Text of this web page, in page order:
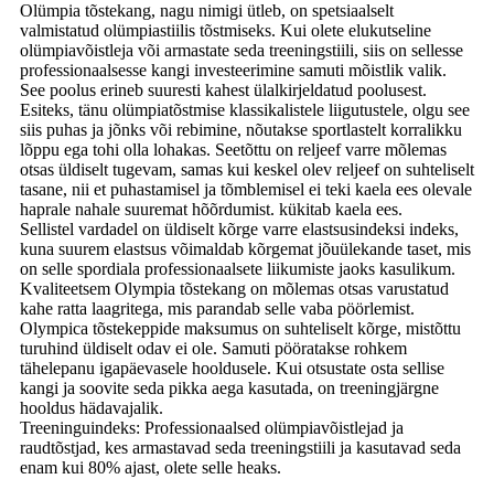
Olümpia tõstekang, nagu nimigi ütleb, on spetsiaalselt
valmistatud olümpiastiilis tõstmiseks. Kui olete elukutseline
olümpiavõistleja või armastate seda treeningstiili, siis on sellesse
professionaalsesse kangi investeerimine samuti mõistlik valik.
See poolus erineb suuresti kahest ülalkirjeldatud poolusest.
Esiteks, tänu olümpiatõstmise klassikalistele liigutustele, olgu see
siis puhas ja jõnks või rebimine, nõutakse sportlastelt korralikku
lõppu ega tohi olla lohakas. Seetõttu on reljeef varre mõlemas
otsas üldiselt tugevam, samas kui keskel olev reljeef on suhteliselt
tasane, nii et puhastamisel ja tõmblemisel ei teki kaela ees olevale
haprale nahale suuremat hõõrdumist. kükitab kaela ees.
Sellistel vardadel on üldiselt kõrge varre elastsusindeksi indeks,
kuna suurem elastsus võimaldab kõrgemat jõuülekande taset, mis
on selle spordiala professionaalsete liikumiste jaoks kasulikum.
Kvaliteetsem Olympia tõstekang on mõlemas otsas varustatud
kahe ratta laagritega, mis parandab selle vaba pöörlemist.
Olympica tõstekeppide maksumus on suhteliselt kõrge, mistõttu
turuhind üldiselt odav ei ole. Samuti pööratakse rohkem
tähelepanu igapäevasele hooldusele. Kui otsustate osta sellise
kangi ja soovite seda pikka aega kasutada, on treeningjärgne
hooldus hädavajalik.
Treeninguindeks: Professionaalsed olümpiavõistlejad ja
raudtõstjad, kes armastavad seda treeningstiili ja kasutavad seda
enam kui 80% ajast, olete selle heaks.